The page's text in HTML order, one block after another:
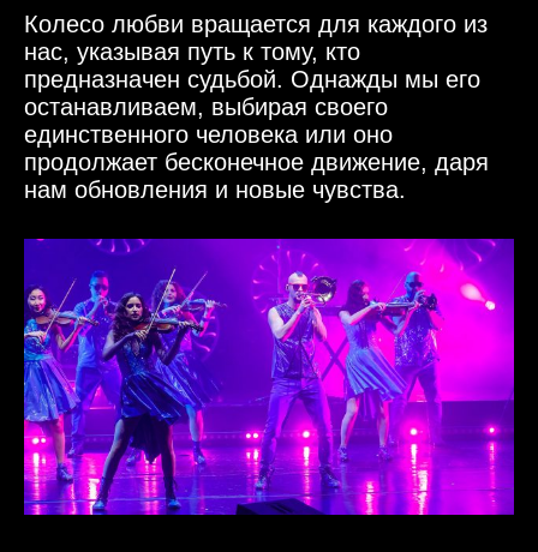
Колесо любви вращается для каждого из
нас, указывая путь к тому, кто
предназначен судьбой. Однажды мы его
останавливаем, выбирая своего
единственного человека или оно
продолжает бесконечное движение, даря
нам обновления и новые чувства.